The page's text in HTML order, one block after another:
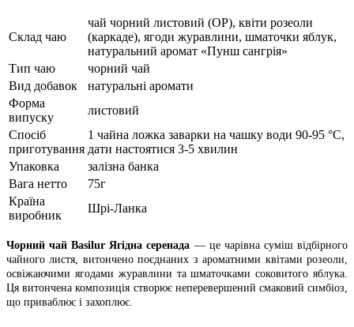
Склад чаю
чай чорний листовий (ОР), квіти розеоли
(каркаде), ягоди журавлини, шматочки яблук,
натуральний аромат «Пунш сангрія»
Тип чаю
чорний чай
Вид добавок
натуральні аромати
Форма
випуску
листовий
Спосіб
приготування
1 чайна ложка заварки на чашку води 90-95 °C,
дати настоятися 3-5 хвилин
Упаковка
залізна банка
Вага нетто
75г
Країна
виробник
Шрі-Ланка
Чорний чай Basilur Ягідна серенада — це чарівна суміш відбірного
чайного листя, витончено поєднаних з ароматними квітами розеоли,
освіжаючими ягодами журавлини та шматочками соковитого яблука.
Ця витончена композиція створює неперевершений смаковий симбіоз,
що приваблює і захоплює.